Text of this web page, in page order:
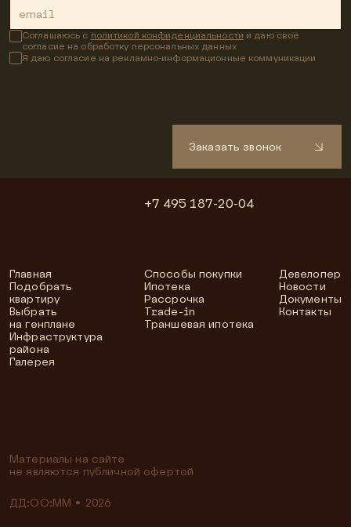
email
Соглашаюсь с политикой конфиденциальности и даю своё
согласие на обработку персональных данных
Я даю согласие на рекламно-информационные коммуникации
Заказать звонок
Главная
Подобрать
квартиру
Выбрать
на генплане
Инфраструктура
района
Галерея
Способы покупки
Ипотека
Рассрочка
Trade-in
Траншевая ипотека
Девелопер
Новости
Документы
Контакты
+7 495 187-20-04
Материалы на сайте
не являются публичной офертой
ДД:OO:MM • 2026